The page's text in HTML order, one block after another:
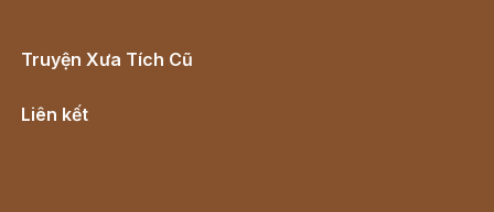
Truyện Xưa Tích Cũ
Liên kết